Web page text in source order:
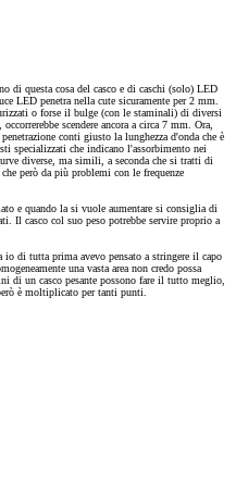
di questa cosa del casco e di caschi (solo) LED
LED penetra nella cute sicuramente per 2 mm.
o forse il bulge (con le staminali) di diversi
scendere ancora a circa 7 mm. Ora,
conti giusto la lunghezza d'onda che è
specializzati che indicano l'assorbimento nei
diverse, ma simili, a seconda che si tratti di
però da più problemi con le frequenze
e quando la si vuole aumentare si consiglia di
Il casco col suo peso potrebbe servire proprio a
di tutta prima avevo pensato a stringere il capo
una vasta area non credo possa
di un casco pesante possono fare il tutto meglio,
è moltiplicato per tanti punti.